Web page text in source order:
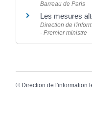
Barreau de Paris
Les mesures
Direction de
- Premier ministre
© Direction de l'information